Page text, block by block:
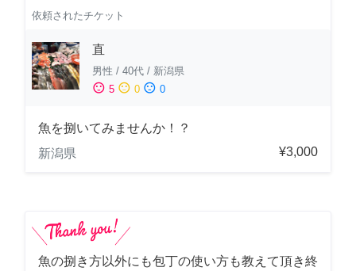
依頼されたチケット
直
男性 / 40代 / 新潟県
sentiment_satisfied 5 sentiment_neutral 0 sentiment_dissatisfied 0
魚を捌いてみませんか！？
新潟県
¥3,000
魚の捌き方以外にも包丁の使い方も教えて頂き終